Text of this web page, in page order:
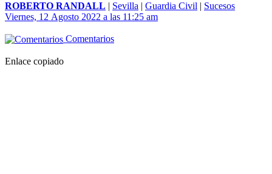
ROBERTO RANDALL | Sevilla | Guardia Civil | Sucesos
Viernes, 12 Agosto 2022 a las 11:25 am
Comentarios
Enlace copiado